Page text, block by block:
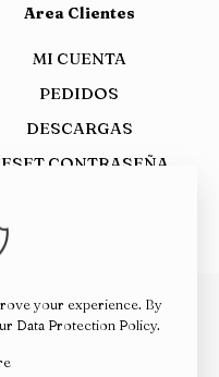
Area Clientes
MI CUENTA
PEDIDOS
DESCARGAS
CONTRASEÑA
Modo Digital|
your experience. By
Data Protection Policy.